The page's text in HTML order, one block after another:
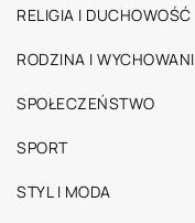
RELIGIA I DUCHOWOŚĆ
RODZINA I
SPOŁECZEŃSTWO
SPORT
STYL I MODA